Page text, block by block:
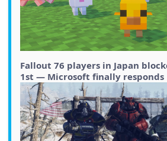
Fallout 76 players in Japan
1st — Microsoft finally responds